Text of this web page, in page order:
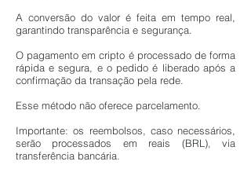
A conversão do valor é feita em tempo real,
garantindo transparência e segurança.
O pagamento em cripto é processado de forma
rápida e segura, e o pedido é liberado após a
confirmação da transação pela rede.
Esse método não oferece parcelamento.
​Importante: os reembolsos, caso necessários,
serão processados em reais (BRL), via
transferência bancária.